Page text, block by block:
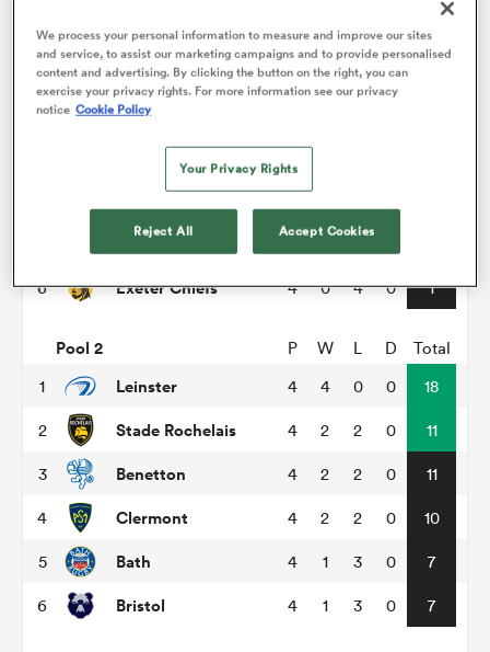
Pool 1 P W L D
Total
1
Bordeaux 4 4 0 0
2 Toulouse
Leicester
Sharks
6 Exeter Chiefs 4 0 4 0 1
Pool 2 P W L D
Total
1
Leinster 4 4 0 0 18
2 Stade Rochelais 4 2 2 0 11
3 Benetton 4 2 2 0 11
4 Clermont 4 2 2 0 10
5 Bath 4 1 3 0 7
6 Bristol 4 1 3 0 7
We process your personal information to measure and improve our sites
and service, to assist our marketing campaigns and to provide personalised
content and advertising. By clicking the button on the right, you can
exercise your privacy rights. For more information see our privacy
notice Cookie Policy
Your Privacy Rights
Reject All Accept Cookies